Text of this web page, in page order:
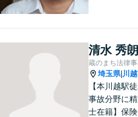
清水 秀朗
蔵のまち法律
埼玉県| 川
【本川越駅
事故分野に
士在籍】保